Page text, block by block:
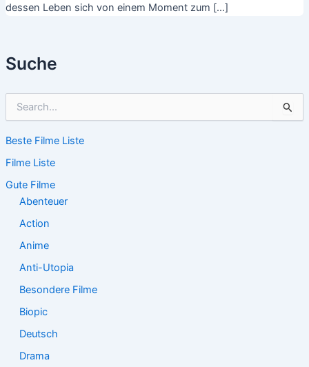
Suche
h
n
n
Beste Filme Liste
Filme Liste
Gute Filme
Abenteuer
Action
Anime
Anti-Utopia
Besondere Filme
Biopic
Deutsch
Drama
dessen Leben sich von einem Moment zum […]